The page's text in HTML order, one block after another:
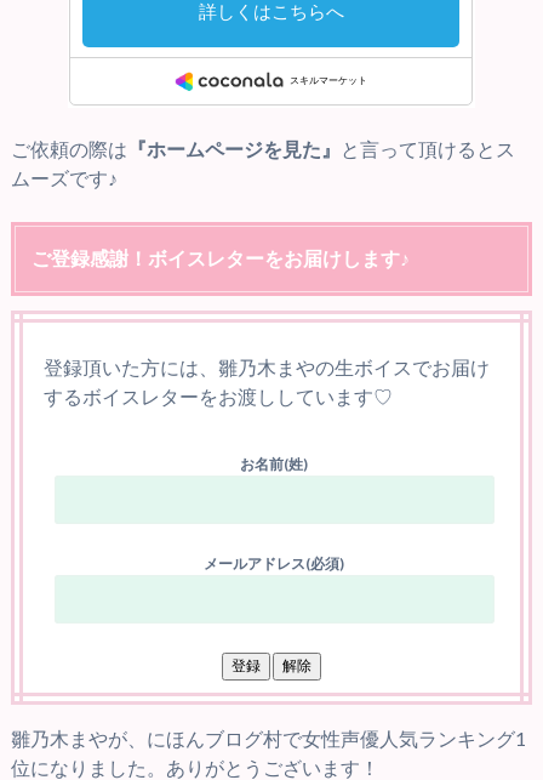
ご依頼の際は 『ホームページを見た』
と言って頂けるとス
ムーズです♪
ご登録感謝！ボイスレターをお届けします♪
登録頂いた方には、雛乃木まやの生ボイスでお届け
するボイスレターをお渡ししています♡
お名前(姓)
メールアドレス(必須)
雛乃木まやが、にほんブログ村で女性声優人気ランキング1
位になりました。ありがとうございます！